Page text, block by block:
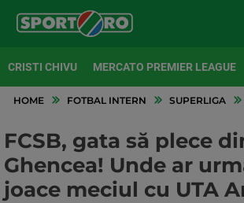
CRISTI CHIVU MERCATO PREMIER LEAGUE
HOME FOTBAL INTERN SUPERLIGA
FCSB, gata să plece
Ghencea! Unde ar
joace meciul cu UTA